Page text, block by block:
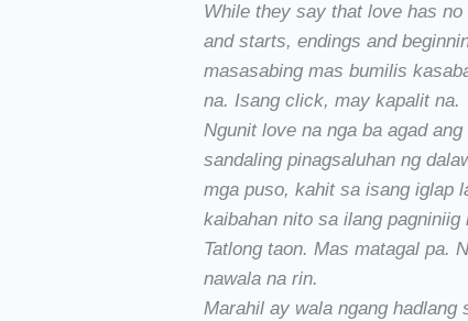
While they say that love has
and starts, endings and
masasabing mas bumilis
na. Isang click, may kapalit na.
Ngunit love na nga ba agad
sandaling pinagsaluhan ng
mga puso, kahit sa isang iglap
kaibahan nito sa ilang
Tatlong taon. Mas matagal pa.
nawala na rin.
Marahil ay wala ngang hadlang